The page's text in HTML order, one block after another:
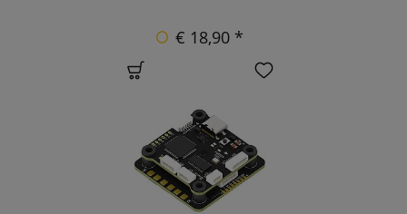
€ 18,90 *